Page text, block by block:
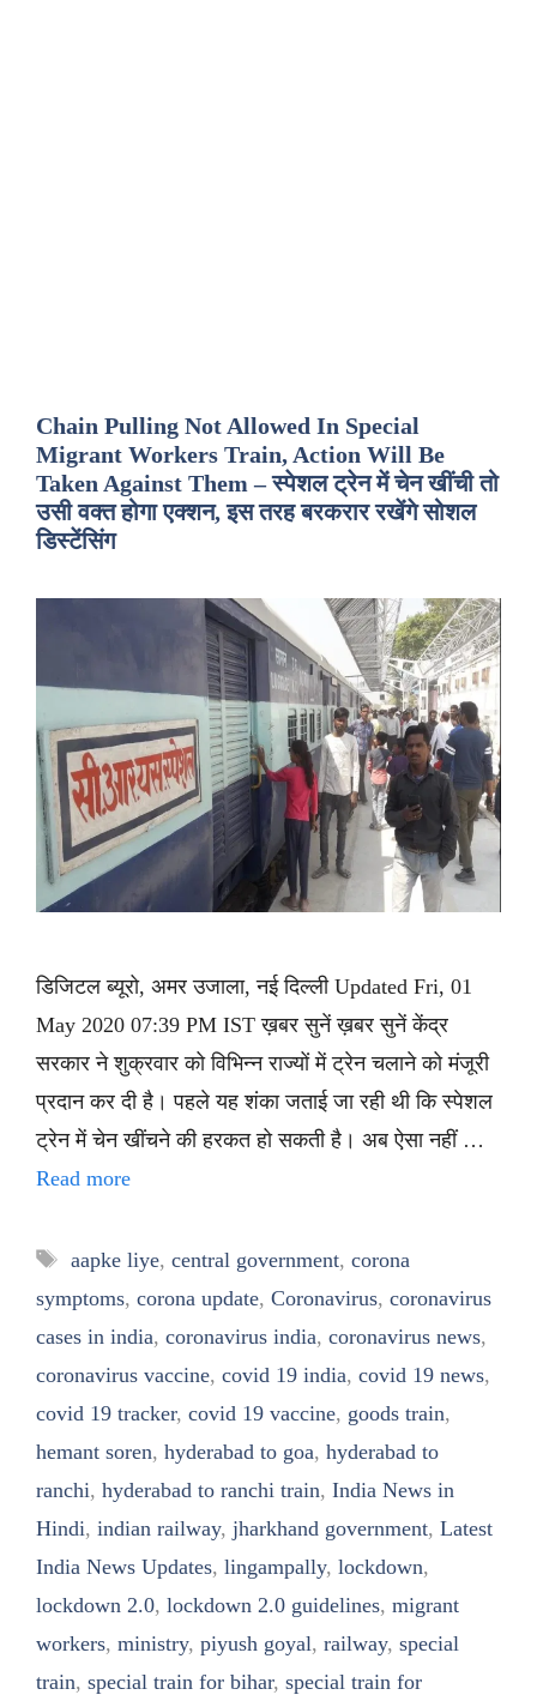
Chain Pulling Not Allowed In Special
Migrant Workers Train, Action Will Be
Taken Against Them – स्पेशल ट्रेन में चेन खींची तो
उसी वक्त होगा एक्शन, इस तरह बरकरार रखेंगे सोशल
डिस्टेंसिंग
डिजिटल ब्यूरो, अमर उजाला, नई दिल्ली Updated Fri, 01
May 2020 07:39 PM IST ख़बर सुनें ख़बर सुनें केंद्र
सरकार ने शुक्रवार को विभिन्न राज्यों में ट्रेन चलाने को मंजूरी
प्रदान कर दी है। पहले यह शंका जताई जा रही थी कि स्पेशल
ट्रेन में चेन खींचने की हरकत हो सकती है। अब ऐसा नहीं …
Read more
Tags
aapke liye, central government, corona
symptoms, corona update, Coronavirus, coronavirus
cases in india, coronavirus india, coronavirus news,
coronavirus vaccine, covid 19 india, covid 19 news,
covid 19 tracker, covid 19 vaccine, goods train,
hemant soren, hyderabad to goa, hyderabad to
ranchi, hyderabad to ranchi train, India News in
Hindi, indian railway, jharkhand government, Latest
India News Updates, lingampally, lockdown,
lockdown 2.0, lockdown 2.0 guidelines, migrant
workers, ministry, piyush goyal, railway, special
train, special train for bihar, special train for